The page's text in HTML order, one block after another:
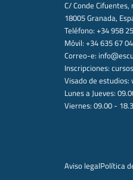
C/ Conde Cifuentes,
18005 Granada,
Teléfono: +34 958
Móvil: +34 635 67
Correo-e:
Inscripciones:
Visado de estudios:
Lunes a Jueves:
Viernes: 09.00 -
Aviso legalPolítica